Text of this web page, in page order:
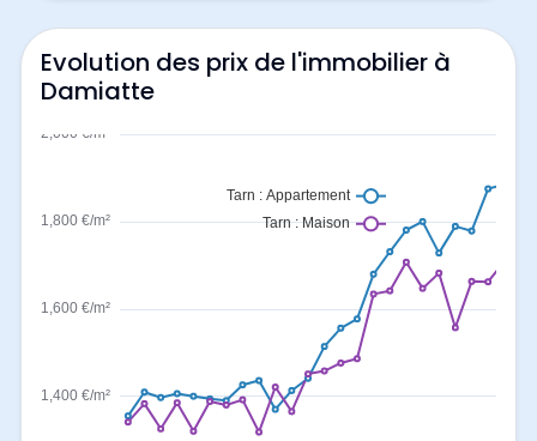
Evolution des prix de l'immobilier à
Damiatte